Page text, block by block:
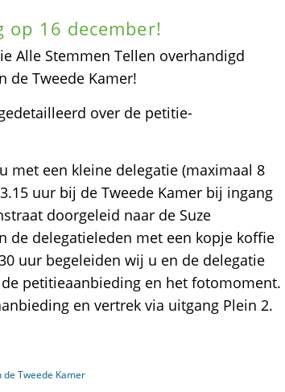
16 december!
Alle Stemmen Tellen overhandigd
de Tweede Kamer!
over de petitie-
met een kleine delegatie (maximaal 8
uur bij de Tweede Kamer bij ingang
doorgeleid naar de Suze
de delegatieleden met een kopje koffie
uur begeleiden wij u en de delegatie
petitieaanbieding en het fotomoment.
en vertrek via uitgang Plein 2.
Tweede Kamer